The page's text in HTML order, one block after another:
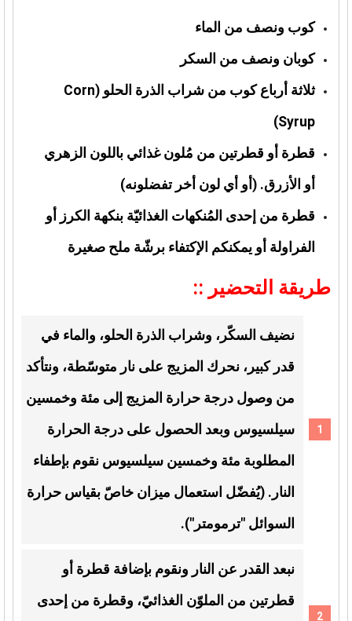
كوب ونصف من الماء
كوبان ونصف من السكر
ثلاثة أرباع كوب من شراب الذرة الحلو (Corn
Syrup)
قطرة أو قطرتين من مُلون غذائي باللون الزهري
أو الأزرق. (أو أي لون أخر تفضلونه)
قطرة من إحدى المُنكهات الغذائيّة بنكهة الكرز أو
الفراولة أو يمكنكم الإكتفاء برشّة ملح صغيرة
طريقة التحضير ::
نضيف السكّر، وشراب الذرة الحلو، والماء في
قدر كبير، نحرك المزيج على نار متوسّطة، ونتأكد
من وصول درجة حرارة المزيج إلى مئة وخمسين
سيلسيوس وبعد الحصول على درجة الحرارة
المطلوبة مئة وخمسين سيلسيوس نقوم بإطفاء
النار. (يُفضّل استعمال ميزان خاصّ بقياس حرارة
السوائل "ترمومتر").
نبعد القدر عن النار ونقوم بإضافة قطرة أو
قطرتين من الملوّن الغذائيّ، وقطرة من إحدى